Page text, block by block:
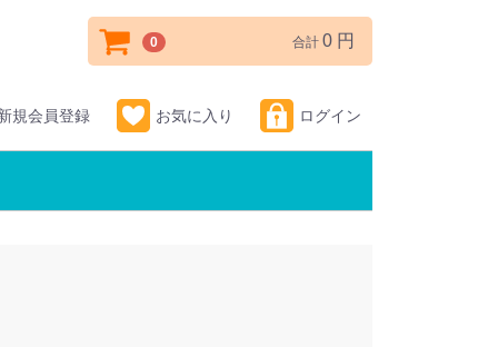
規会員登録 お気に入り ログイン
0 合計 0 円